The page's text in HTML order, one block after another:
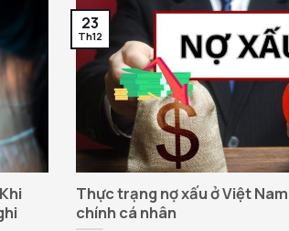
Thực trạng nợ xấu ở Việt
chính cá nhân
23
Th12